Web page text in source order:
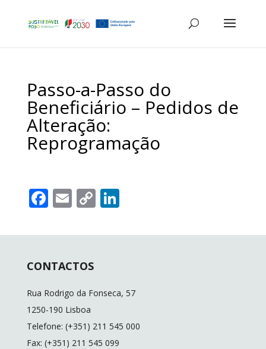
Passo-a-Passo do
Beneficiário – Pedidos de
Alteração:
Reprogramação
F
e
o
o
k
E
ai
C
p
n
Li
k
n
CONTACTOS
Rua Rodrigo da Fonseca, 57
1250-190 Lisboa
Telefone: (+351) 211 545 000
Fax: (+351) 211 545 099